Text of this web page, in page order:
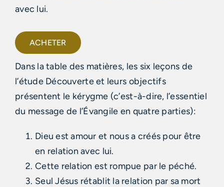
avec lui.
ACHETER
Dans la table des matières, les six leçons de
l’étude Découverte et leurs objectifs
présentent le kérygme (c’est-à-dire, l’essentiel
du message de l’Évangile en quatre parties):
Dieu est amour et nous a créés pour être
en relation avec lui.
Cette relation est rompue par le péché.
Seul Jésus rétablit la relation par sa mort